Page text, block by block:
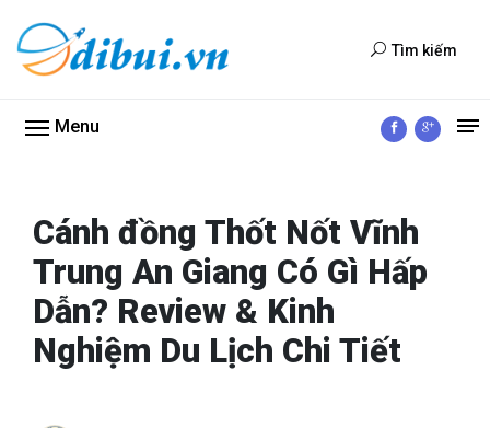
Tìm kiếm
Menu
Cánh đồng Thốt Nốt Vĩnh
Trung An Giang Có Gì Hấp
Dẫn? Review & Kinh
Nghiệm Du Lịch Chi Tiết